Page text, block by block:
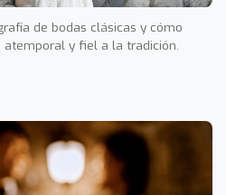
de bodas clásicas y cómo
y fiel a la tradición.